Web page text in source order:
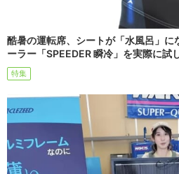
酷暑の運転席、シートが「水風呂」に
ーラー「SPEEDER 瞬冷」を実際に試
特集